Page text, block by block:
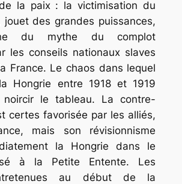
la paix : la victimisation du
jouet des grandes puissances,
du mythe du complot
les conseils nationaux slaves
France. Le chaos dans lequel
Hongrie entre 1918 et 1919
le tableau. La contre-
certes favorisée par les alliés,
mais son révisionnisme
la Hongrie dans le
à la Petite Entente. Les
au début de la